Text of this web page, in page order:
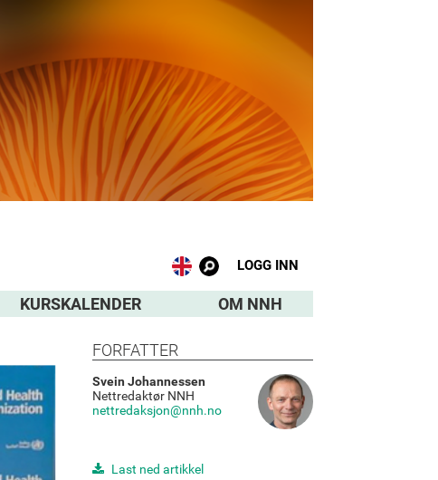
LOGG INN
KURSKALENDER OM NNH
FORFATTER
Svein Johannessen
Nettredaktør NNH
nettredaksjon@nnh.no
Last ned artikkel